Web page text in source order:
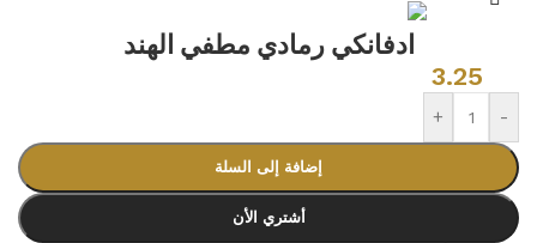
ادفانكي رمادي مطفي الهند
3.25
-
+
إضافة إلى السلة
أشتري الأن